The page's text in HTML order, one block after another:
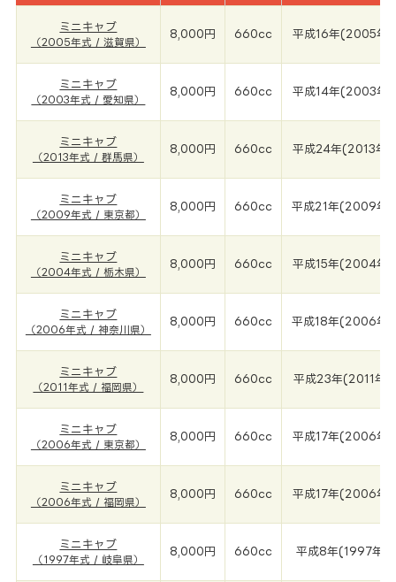
ミニキャブ
（2005年式 / 滋賀県）
8,000円 660cc 平成16年(2005年)
ミニキャブ
（2003年式 / 愛知県）
8,000円 660cc 平成14年(2003年)
ミニキャブ
（2013年式 / 群馬県）
8,000円 660cc 平成24年(2013年)
ミニキャブ
（2009年式 / 東京都）
8,000円 660cc 平成21年(2009年)
ミニキャブ
（2004年式 / 栃木県）
8,000円 660cc 平成15年(2004年)
ミニキャブ
（2006年式 / 神奈川県）
8,000円 660cc 平成18年(2006年)
ミニキャブ
（2011年式 / 福岡県）
8,000円 660cc 平成23年(2011年)
ミニキャブ
（2006年式 / 東京都）
8,000円 660cc 平成17年(2006年)
ミニキャブ
（2006年式 / 福岡県）
8,000円 660cc 平成17年(2006年)
ミニキャブ
（1997年式 / 岐阜県）
8,000円 660cc 平成8年(1997年)